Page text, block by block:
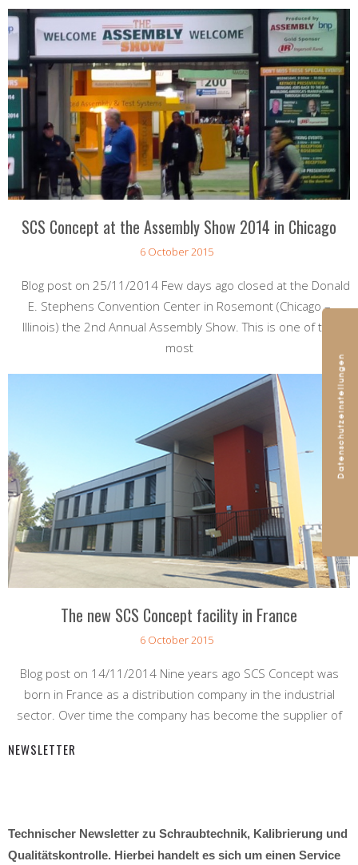
SCS Concept at the Assembly Show 2014 in Chicago
6 October 2015
Blog post on 25/11/2014 Few days ago closed at the Donald
E. Stephens Convention Center in Rosemont (Chicago –
Illinois) the 2nd Annual Assembly Show. This is one of the
most
The new SCS Concept facility in France
6 October 2015
Blog post on 14/11/2014 Nine years ago SCS Concept was
born in France as a distribution company in the industrial
sector. Over time the company has become the supplier of
NEWSLETTER
Technischer Newsletter zu Schraubtechnik, Kalibrierung und
Qualitätskontrolle. Hierbei handelt es sich um einen Service